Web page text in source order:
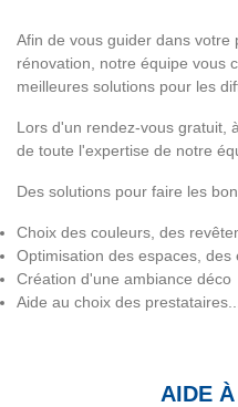
Afin de vous guider dans votre
rénovation, notre équipe vous
meilleures solutions pour les
Lors d'un rendez-vous gratuit,
de toute l'expertise de notre
Des solutions pour faire les
Choix des couleurs, des
Optimisation des espaces, des
Création d'une ambiance déco
Aide au choix des prestataires...
AIDE